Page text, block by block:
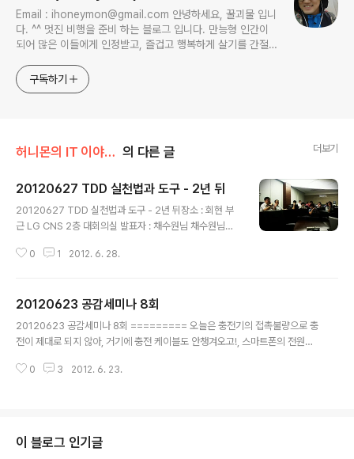
Email : ihoneymon@gmail.com 안녕하세요, 꿀괴물 입니
다. ^^ 멋진 비행을 준비 하는 블로그 입니다. 만능형 인간이
되어 많은 이들에게 인정받고, 즐겁고 행복하게 살기를 간절히
지켜봐주세요!! ^^
구독하기
허니몬의 IT 이야기/프로그래머, '코드 엔지니어' 의 다른 글 더보기
20120627 TDD 실천법과 도구 - 2년 뒤
20120627 TDD 실천법과 도구 - 2년 뒤장소 : 회현 부
근 LG CNS 2층 대회의실 발표자 : 채수원님 채수원님의
2년의 시간이 흘렀다. 이 책이 나오기전 뭣도 모르는 상태
무력감을 벗어나기가 참 어려웠다. 그래도 꾸역꾸역 베타
리딩을 하면서 TDD에 대해서 눈을 뜨게 되었다. '빨강(실
패, fail!!)'에서 '파랑(성공, Success!!)'으로 바뀌는 재미
수원 지음출판사한빛미디어 | 2010-06-16 출간카테고
0 1 2012. 6. 28.
20120623 공감세미나 8회
20120623 공감세미나 8회 ========= 오늘은 충전기의 접촉불량으로 충
전이 제대로 되지 않아, 거기에 충전 케이블도 안챙겨오고!, 스마트폰의 전원이
생각중이다. DSLR은 왠지 무겁단 말야. 오늘 강남에는 크고작은 행사들이 있었
도 했다. * * * * * ### 0. 각 커뮤니티별 공감뉴스 10분 발표!? 이번 공감세미
나부터 세미나에 참여하는 3개 커뮤니티(JBoss, OKJSP, KSUG)의 소식..
0 3 2012. 6. 23.
이 블로그 인기글